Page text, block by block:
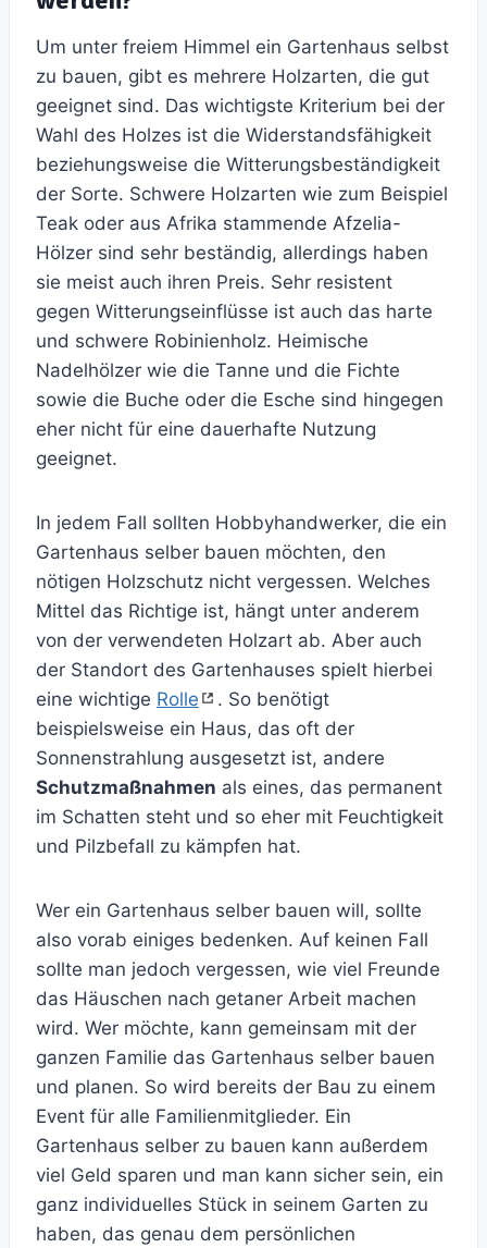
Um unter freiem Himmel ein Gartenhaus selbst
zu bauen, gibt es mehrere Holzarten, die gut
geeignet sind. Das wichtigste Kriterium bei der
Wahl des Holzes ist die Widerstandsfähigkeit
beziehungsweise die Witterungsbeständigkeit
der Sorte. Schwere Holzarten wie zum Beispiel
Teak oder aus Afrika stammende Afzelia-
Hölzer sind sehr beständig, allerdings haben
sie meist auch ihren Preis. Sehr resistent
gegen Witterungseinflüsse ist auch das harte
und schwere Robinienholz. Heimische
Nadelhölzer wie die Tanne und die Fichte
sowie die Buche oder die Esche sind hingegen
eher nicht für eine dauerhafte Nutzung
geeignet.
In jedem Fall sollten Hobbyhandwerker, die ein
Gartenhaus selber bauen möchten, den
nötigen Holzschutz nicht vergessen. Welches
Mittel das Richtige ist, hängt unter anderem
von der verwendeten Holzart ab. Aber auch
der Standort des Gartenhauses spielt hierbei
eine wichtige Rolle
. So benötigt
beispielsweise ein Haus, das oft der
Sonnenstrahlung ausgesetzt ist, andere
Schutzmaßnahmen als eines, das permanent
im Schatten steht und so eher mit Feuchtigkeit
und Pilzbefall zu kämpfen hat.
Wer ein Gartenhaus selber bauen will, sollte
also vorab einiges bedenken. Auf keinen Fall
sollte man jedoch vergessen, wie viel Freunde
das Häuschen nach getaner Arbeit machen
wird. Wer möchte, kann gemeinsam mit der
ganzen Familie das Gartenhaus selber bauen
und planen. So wird bereits der Bau zu einem
Event für alle Familienmitglieder. Ein
Gartenhaus selber zu bauen kann außerdem
viel Geld sparen und man kann sicher sein, ein
ganz individuelles Stück in seinem Garten zu
haben, das genau dem persönlichen